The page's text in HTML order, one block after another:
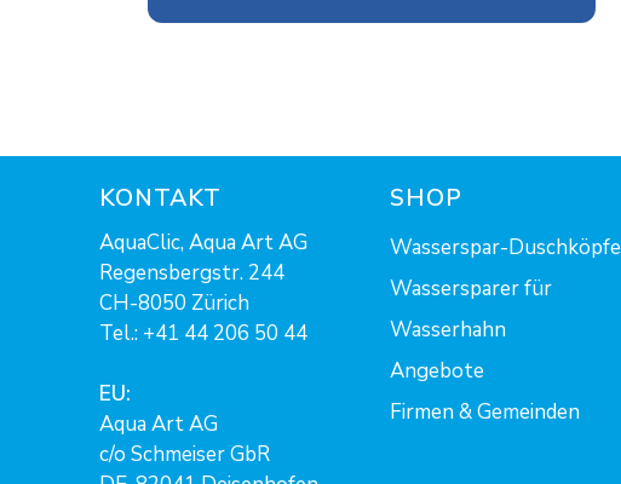
KONTAKT
AquaClic, Aqua Art AG
Regensbergstr. 244
CH-8050 Zürich
Tel.: +41 44 206 50 44
EU:
Aqua Art AG
c/o Schmeiser GbR
SHOP
Wasserspar-Duschköpfe
Wassersparer für
Wasserhahn
Angebote
Firmen & Gemeinden